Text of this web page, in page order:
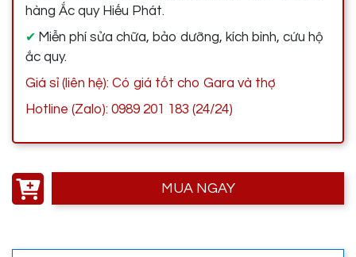
hàng Ắc quy Hiếu Phát.
✔ Miễn phí sửa chữa, bảo dưỡng, kích bình, cứu hộ
ắc quy.
Giá sỉ (liên hệ): Có giá tốt cho Gara và thợ
Hotline (Zalo): 0989 201 183 (24/24)
MUA NGAY